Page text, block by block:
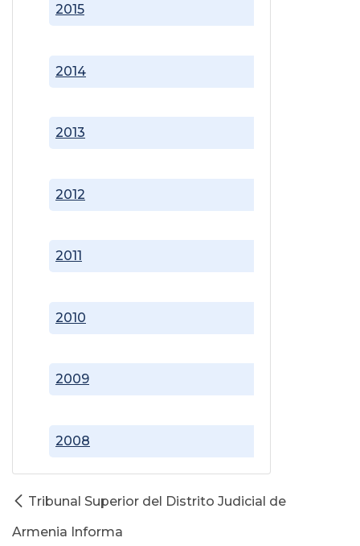
2008
2009
2010
2011
2012
2013
2014
2015
Tribunal Superior del Distrito Judicial de
Armenia Informa